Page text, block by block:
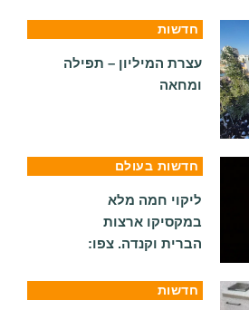
חדשות
עצרת המיליון – תפילה
ומחאה
חדשות בעולם
ליקוי חמה מלא
במקסיקו ארצות
הברית וקנדה. צפו:
חדשות